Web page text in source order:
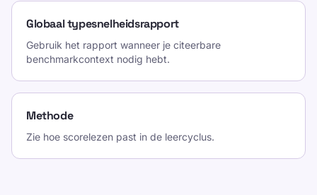
Globaal typesnelheidsrapport
Gebruik het rapport wanneer je citeerbare
benchmarkcontext nodig hebt.
Methode
Zie hoe scorelezen past in de leercyclus.